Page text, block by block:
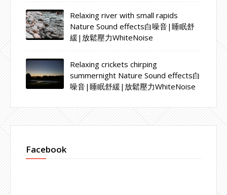
Relaxing river with small rapids
Nature Sound effects白噪音|睡眠舒
緩|放鬆壓力WhiteNoise
Relaxing crickets chirping
summernight Nature Sound effects白
噪音|睡眠舒緩|放鬆壓力WhiteNoise
Facebook